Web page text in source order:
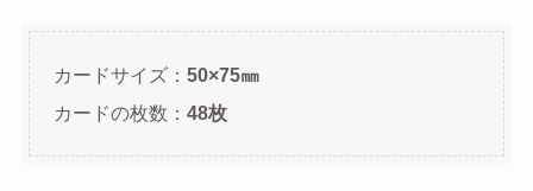
カードサイズ： 50×75㎜
カードの枚数： 48枚